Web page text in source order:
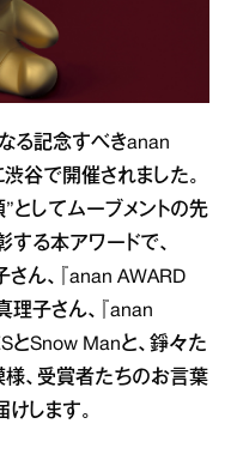
る記念すべきanan
谷で開催されました。
としてムーブメントの先
る本アワードで、
さん、『anan AWARD
子さん、『anan
とSnow Manと、錚々た
様、受賞者たちのお言葉
します。